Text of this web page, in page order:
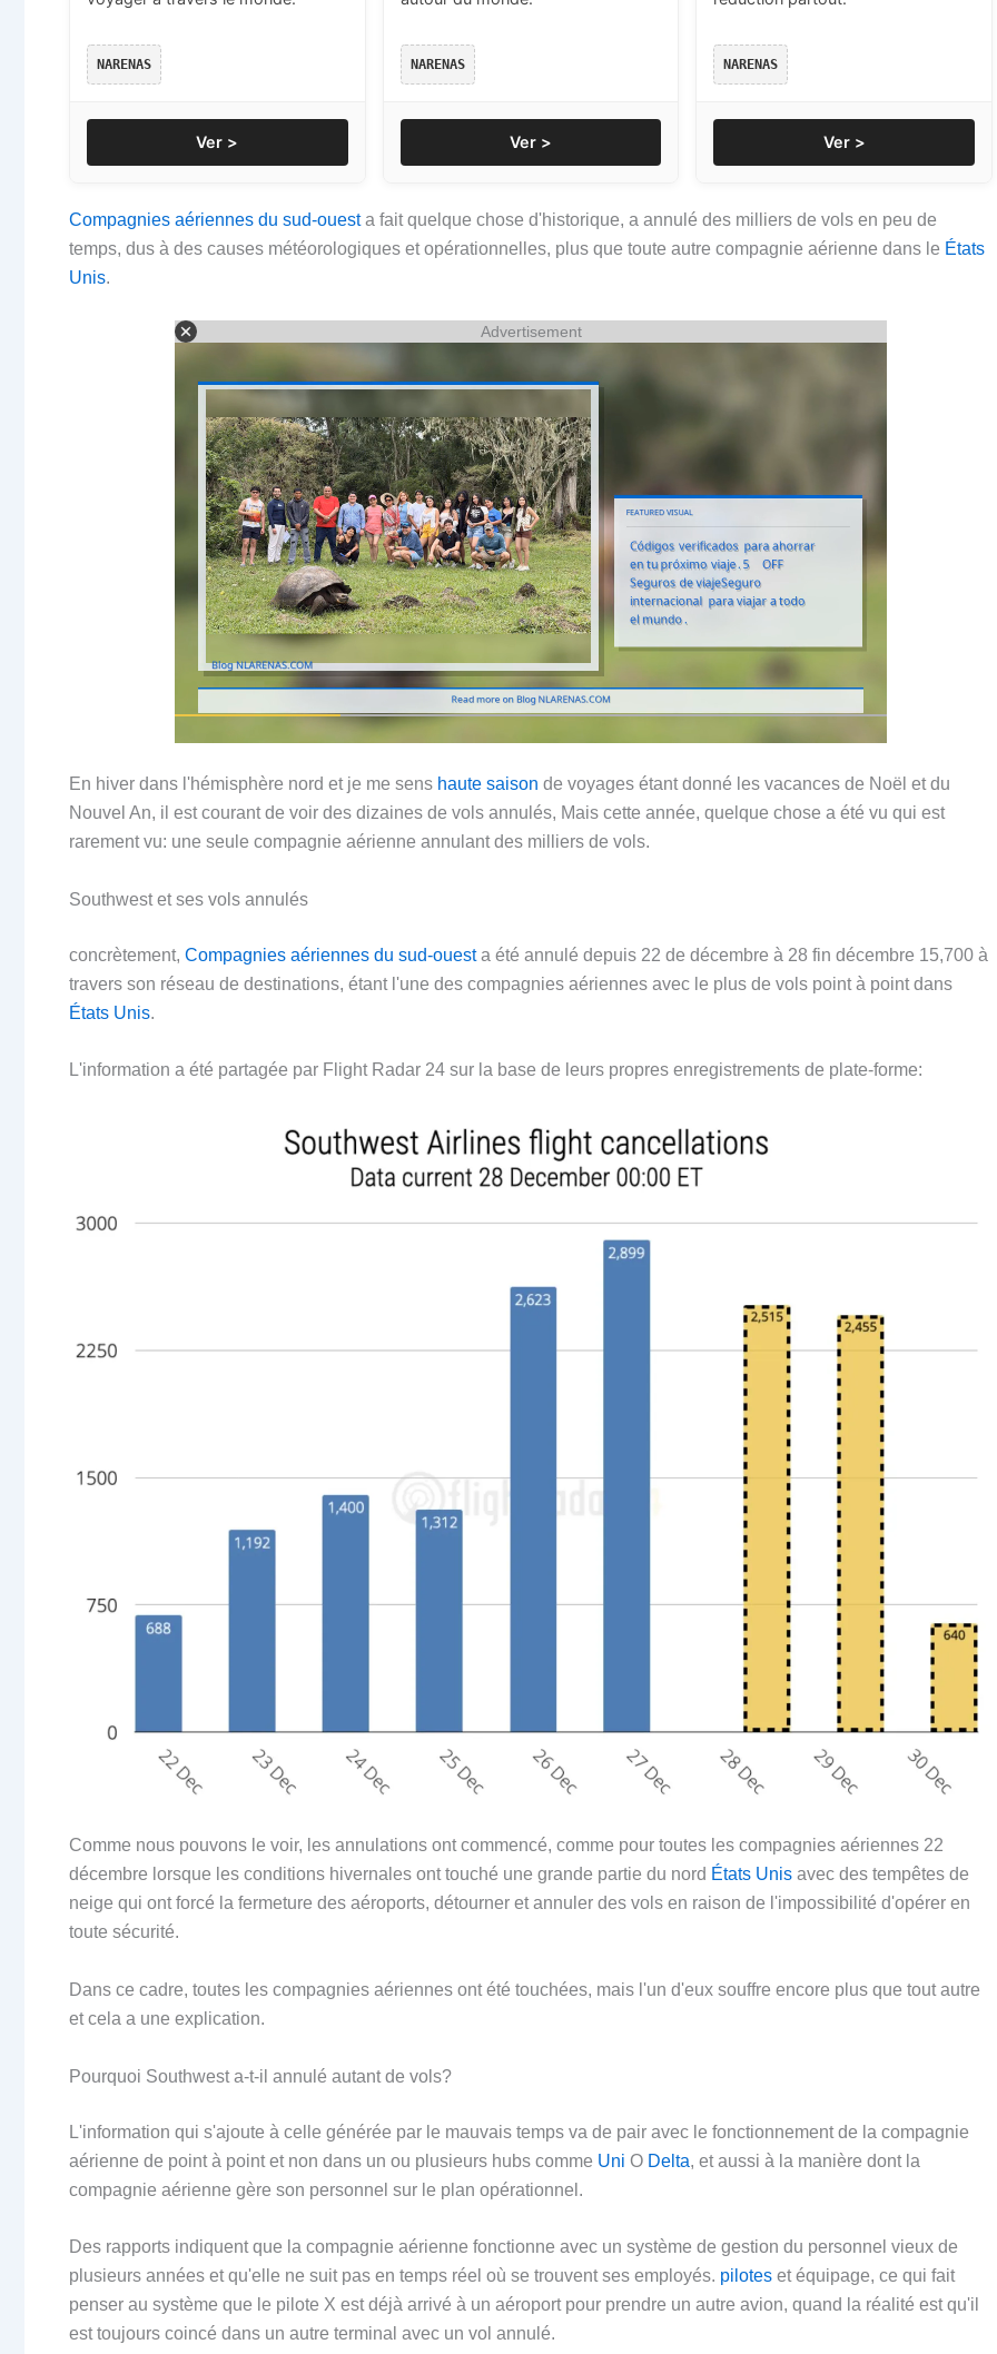
NARENAS
Ver >
NARENAS
Ver >
NARENAS
Ver >
Compagnies aériennes du sud-ouesta fait quelque chose d'historique, a annulé des milliers de vols en peu de
temps, dus à des causes météorologiques et opérationnelles, plus que toute autre compagnie aérienne dans le États
Unis.
Advertisement
En hiver dans l'hémisphère nord et je me sens haute saison de voyages étant donné les vacances de Noël et du
Nouvel An, il est courant de voir des dizaines de vols annulés, Mais cette année, quelque chose a été vu qui est
rarement vu: une seule compagnie aérienne annulant des milliers de vols.
Southwest et ses vols annulés
concrètement, Compagnies aériennes du sud-ouesta été annulé depuis 22 de décembre à 28 fin décembre 15,700 à
travers son réseau de destinations, étant l'une des compagnies aériennes avec le plus de vols point à point dans
États Unis.
L'information a été partagée par Flight Radar 24 sur la base de leurs propres enregistrements de plate-forme:
Comme nous pouvons le voir, les annulations ont commencé, comme pour toutes les compagnies aériennes 22
décembre lorsque les conditions hivernales ont touché une grande partie du nord États Unis avec des tempêtes de
neige qui ont forcé la fermeture des aéroports, détourner et annuler des vols en raison de l'impossibilité d'opérer en
toute sécurité.
Dans ce cadre, toutes les compagnies aériennes ont été touchées, mais l'un d'eux souffre encore plus que tout autre
et cela a une explication.
Pourquoi Southwest a-t-il annulé autant de vols?
L'information qui s'ajoute à celle générée par le mauvais temps va de pair avec le fonctionnement de la compagnie
aérienne de point à point et non dans un ou plusieurs hubs comme Uni O Delta, et aussi à la manière dont la
compagnie aérienne gère son personnel sur le plan opérationnel.
Des rapports indiquent que la compagnie aérienne fonctionne avec un système de gestion du personnel vieux de
plusieurs années et qu'elle ne suit pas en temps réel où se trouvent ses employés. pilotes et équipage, ce qui fait
penser au système que le pilote X est déjà arrivé à un aéroport pour prendre un autre avion, quand la réalité est qu'il
est toujours coincé dans un autre terminal avec un vol annulé.